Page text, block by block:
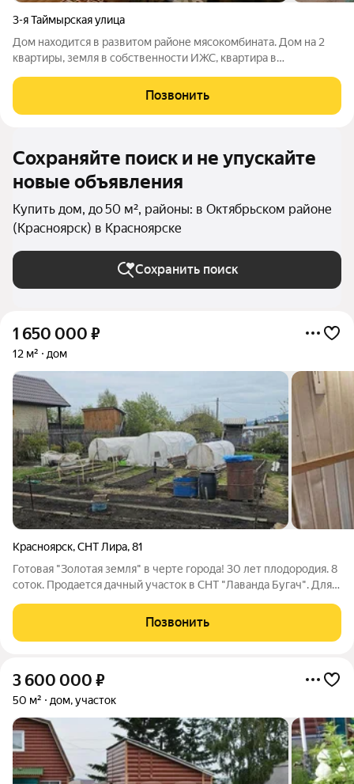
3-я Таймырская улица
Дом находится в развитом районе мясокомбината. Дом на 2
квартиры, земля в собственности ИЖС, квартира в
найти, не кто не живет. Вода централизованная, электричество
заведено в дом. Септик. 2
Позвонить
Сохраняйте поиск и не упускайте
новые объявления
Купить дом, до 50 м², районы: в Октябрьском районе
(Красноярск) в Красноярске
Сохранить поиск
1 650 000 ₽
12 м² дом
Красноярск,СНТ Лира,81
Готовая "Золотая земля" в черте города! 30 лет плодородия. 8
соток. Продается дачный участок в СНТ "Лаванда Бугач". Для
удается. Почему это лучший вариант: 1. Земля: Чернозем,
Позвонить
3 600 000 ₽
50 м² дом, участок